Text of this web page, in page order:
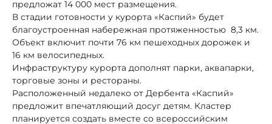
предложат 14 000 мест размещения.
В стадии готовности у курорта «Каспий» будет
благоустроенная набережная протяженностью 8,3 км.
Объект включит почти 76 км пешеходных дорожек и
16 км велосипедных.
Инфраструктуру курорта дополнят парки, аквапарки,
торговые зоны и рестораны.
Расположенный недалеко от Дербента «Каспий»
предложит впечатляющий досуг детям. Кластер
планируется создать вместе со всероссийским